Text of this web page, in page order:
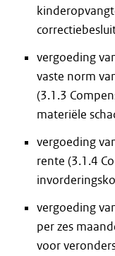
vergoeding
vaste norm
(3.1.3
materiële
vergoeding
rente (3.1.4
vergoeding
per zes
voor